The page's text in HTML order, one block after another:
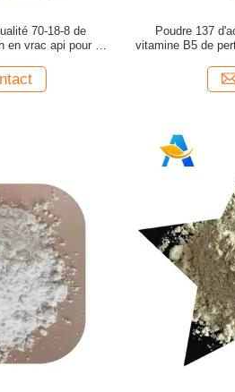
70-18-8 de
vrac api pour des
Poudre 137
vitamine B5 de